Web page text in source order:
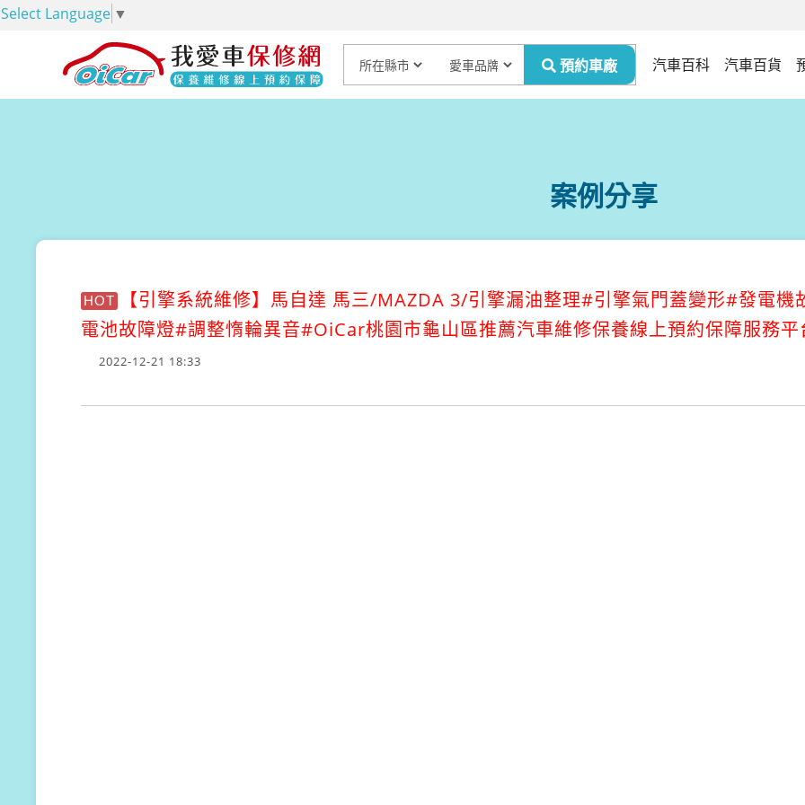
Select Language ▼
汽車百科 汽車百貨
案例分享
HOT 【引擎系統維修】 馬自達 馬三/MAZDA 3/引擎漏油整理#引擎氣門蓋變形#發電機
電池故障燈#調整惰輪異音#OiCar桃園市龜山區推薦汽車維修保養線上預約保障服務平
2022-12-21 18:33